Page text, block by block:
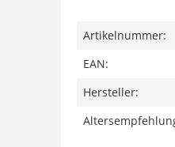
Artikelnummer:
EAN:
Hersteller: